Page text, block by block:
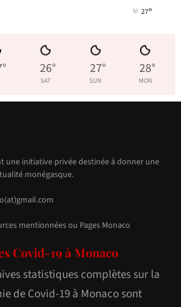
27°
° 26°
SAT
27°
SUN
28°
MON
une initiative privée destinée à donner une
monégasque.
mentionnées ou Pages Monaco
Covid-19 à Monaco
statistiques complètes sur la
de Covid-19 à Monaco sont